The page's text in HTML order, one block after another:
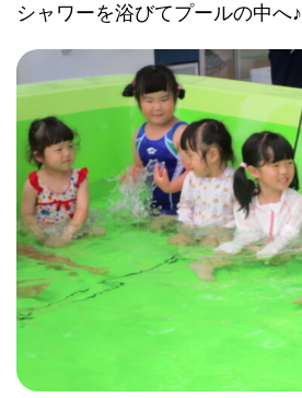
シャワーを浴びてプールの中へ♪